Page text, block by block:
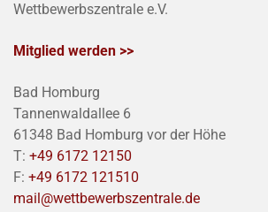
Wettbewerbszentrale e.V.
Mitglied werden >>
Bad Homburg
Tannenwaldallee 6
61348 Bad Homburg vor der Höhe
T: +49 6172 12150
F: +49 6172 121510
mail@wettbewerbszentrale.de